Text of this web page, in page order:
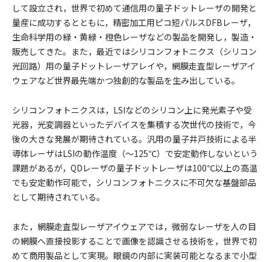
して設立され，世界で初めて通信用の量子ドットレーザの開発と
量産に成功するとともに，精密加工用ピコ短パルスDFBレーザ，
生命科学用の緑・黄緑・橙色レーザなどの製品を開発し，製造・
販売してきた。また，最近ではシリコンフォトニクス（シリコン
光回路）用の量子ドットレーザアレイや，網膜走査型レーザアイ
ウェアなど世界最先端かつ独創的な製品を生み出している。
シリコンフォトニクスは，LSIなどのシリコン上に発光素子や受
光器，光変調器といったデバイスを集積する次世代の技術で，今
後の大きな発展が期待されている。汎用の量子井戸技術による半
導体レーザはLSIの動作温度（～125℃）で安定動作しないという
課題があるが，QDレーザの量子ドットレーザは100℃以上の高温
でも安定動作可能で，シリコンフォトニクスに不可欠な基盤部品
として期待されている。
また，網膜走査型レーザアイウェアでは，微弱なレーザを人の目
の網膜へ直接投影することで画像を認識させる技術を，世界で初
めて商用製品として実現。眼鏡の内部に実装可能となるまで小型